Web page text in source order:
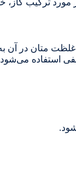
متان در آن
استفاده